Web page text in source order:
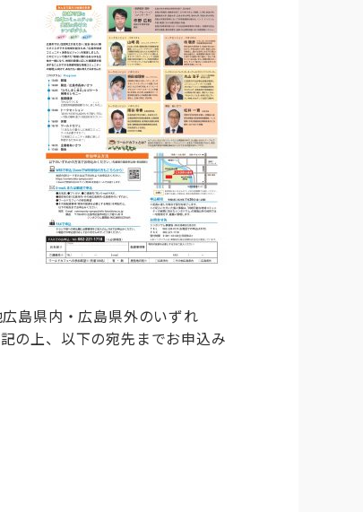
島県内・広島県外のいずれ
の上、以下の宛先までお申込み